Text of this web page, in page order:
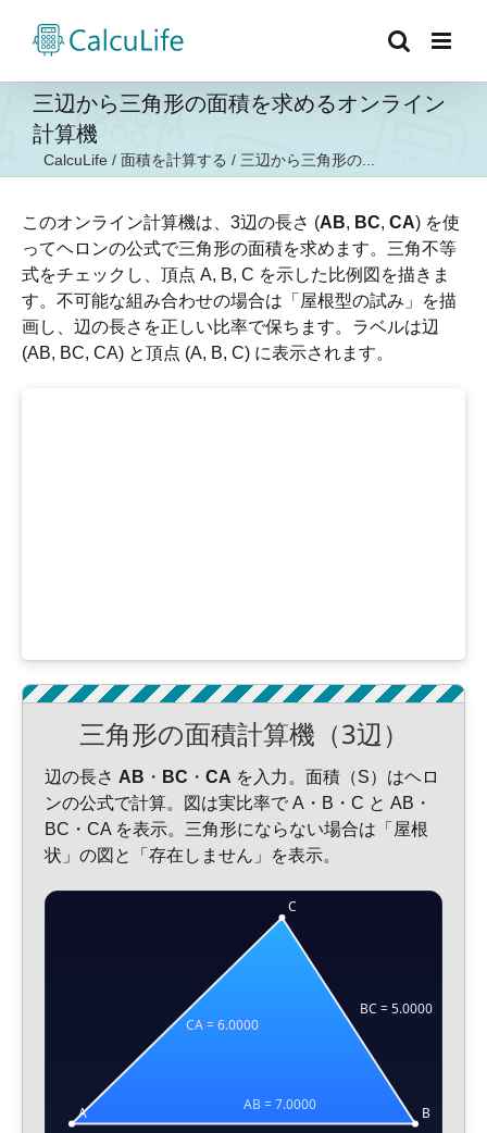
三辺から三角形の面積を求めるオンライン
計算機
CalcuLife / 面積を計算する / 三辺から三角形の...
このオンライン計算機は、3辺の長さ (AB, BC, CA) を使
ってヘロンの公式で三角形の面積を求めます。三角不等
式をチェックし、頂点 A, B, C を示した比例図を描きま
す。不可能な組み合わせの場合は「屋根型の試み」を描
画し、辺の長さを正しい比率で保ちます。ラベルは辺
(AB, BC, CA) と頂点 (A, B, C) に表示されます。
三角形の面積計算機（3辺）
辺の長さ AB ・ BC ・ CA を入力。面積（S）はヘロ
ンの公式で計算。図は実比率で A・B・C と AB・
BC・CA を表示。三角形にならない場合は「屋根
状」の図と「存在しません」を表示。